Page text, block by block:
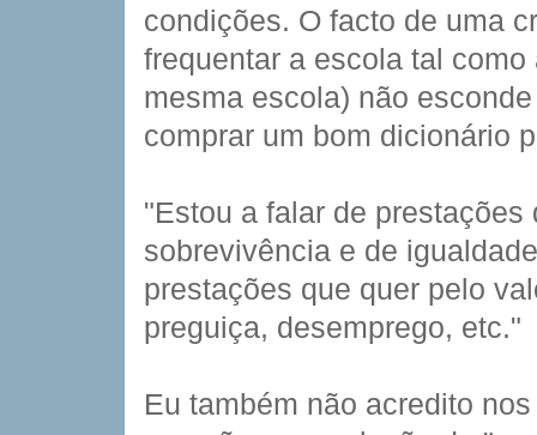
condições. O facto de uma
frequentar a escola tal
mesma escola) não
comprar um bom dicionário
"Estou a falar de
sobrevivência e de
prestações que quer pelo
preguiça, desemprego, etc."
Eu também não acredito